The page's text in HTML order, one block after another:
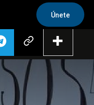
Únete